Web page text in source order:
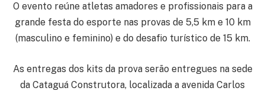
O evento reúne atletas amadores e profissionais para a
grande festa do esporte nas provas de 5,5 km e 10 km
(masculino e feminino) e do desafio turístico de 15 km.
As entregas dos kits da prova serão entregues na sede
da Cataguá Construtora, localizada a avenida Carlos